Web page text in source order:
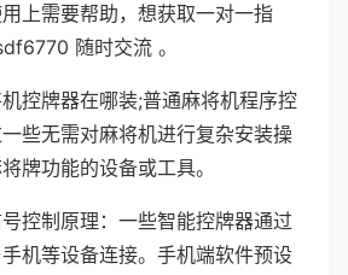
上需要帮助，想获取一对一指
随时交流 。
控牌器在哪装;普通麻将机程序控
些无需对麻将机进行复杂安装操
牌功能的设备或工具。
控制原理：一些智能控牌器通过
机等设备连接。手机端软件预设